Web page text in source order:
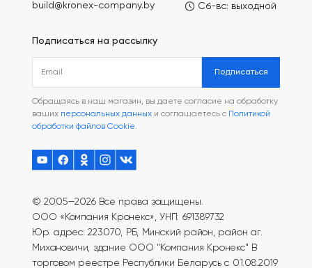
build@kronex-company.by
Сб-вс: выходной
Подписаться на рассылку
Подписаться
Обращаясь в наш магазин, вы даете согласие на обработку
ваших персональных данных и соглашаетесь с Политикой
обработки файлов Cookie.
© 2005—2026 Все права защищены.
ООО «Компания Кронекс», УНП: 691389732
Юр. адрес: 223070, РБ, Минский район, район аг.
Михановичи, здание ООО "Компания Кронекс" В
торговом реестре Республики Беларусь с 01.08.2019